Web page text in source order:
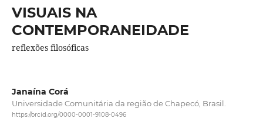
VISUAIS NA
CONTEMPORANEIDADE
reflexões filosóficas
Janaína Corá
Universidade Comunitária da região de Chapecó, Brasil.
https://orcid.org/0000-0001-9108-0496